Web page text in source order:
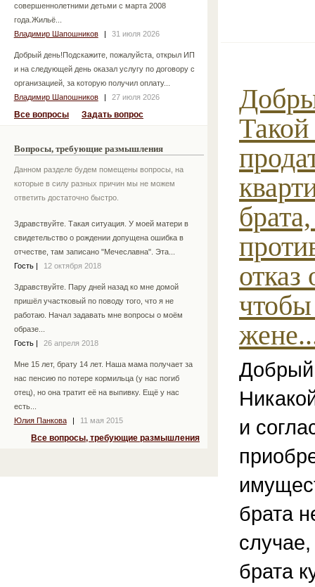
совершеннолетними детьми с марта 2008
года.Жильё...
Владимир Шапошников
| 31 июля 2026
Добрый день!Подскажите, пожалуйста, открыл ИП
и на следующей день оказал услугу по договору с
организацией, за которую получил оплату...
Владимир Шапошников
| 27 июля 2026
Все вопросы Задать вопрос
Вопросы, требующие размышления
Данном разделе будем помещены вопросы, на
которые в силу разных причин мы не можем
ответить достаточно быстро.
Здравствуйте. Такая ситуация. У моей матери в
свидетельство о рождении допущена ошибка в
отчестве, там записано "Мечеславна". Эта...
Гость
12 октября 2018
Здравствуйте. Пару дней назад ко мне домой
пришёл участковый по поводу того, что я не
работаю. Начал задавать мне вопросы о моём
образе...
Гость
26 апреля 2018
Мне 15 лет, брату 14 лет. Наша мама получает за
нас пенсию по потере кормильца (у нас погиб
отец), но она тратит её на выпивку. Ещё у нас
есть...
Юлия Панкова
11 мая 2015
Все вопросы, требующие размышления
отказ
чтобы
и
брата
брата